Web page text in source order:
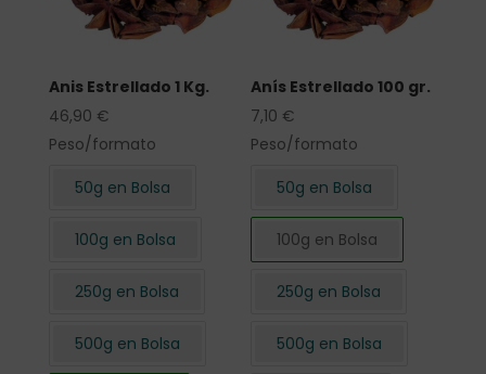
Anis Estrellado 1 Kg.
46,90 €
Peso/formato
50g en Bolsa
100g en Bolsa
250g en Bolsa
500g en Bolsa
Anís Estrellado 100 gr.
7,10 €
Peso/formato
50g en Bolsa
100g en Bolsa
250g en Bolsa
500g en Bolsa